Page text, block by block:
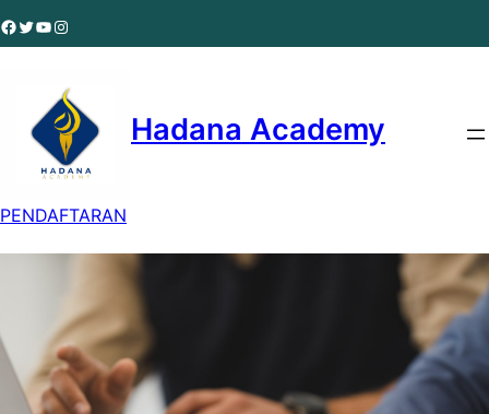
Facebook
Twitter
YouTube
Instagram
Hadana Academy
PENDAFTARAN